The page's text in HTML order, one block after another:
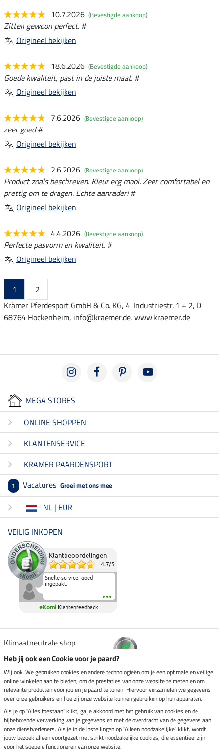
10.7.2026 (Bevestigde aankoop)
Zitten gewoon perfect. #
Origineel bekijken
18.6.2026 (Bevestigde aankoop)
Goede kwaliteit, past in de juiste maat. #
Origineel bekijken
7.6.2026 (Bevestigde aankoop)
zeer goed #
Origineel bekijken
2.6.2026 (Bevestigde aankoop)
Product zoals beschreven. Kleur erg mooi. Zeer comfortabel en
prettig om te dragen. Echte aanrader! #
Origineel bekijken
4.4.2026 (Bevestigde aankoop)
Perfecte pasvorm en kwaliteit. #
Origineel bekijken
1
2
Krämer Pferdesport GmbH & Co. KG, 4. Industriestr. 1 + 2, D
68764 Hockenheim, info@kraemer.de, www.kraemer.de
MEGA STORES
ONLINE SHOPPEN
KLANTENSERVICE
KRAMER PAARDENSPORT
1 Vacatures Groei met ons mee
NL | EUR
VEILIG INKOPEN
Klantbeoordelingen
4.7/5
Snelle service, goed
ingepakt.
eKomi Klantenfeedback
Klimaatneutrale shop
Verzending per
Veilig betalen met
Impressum
Heb jij ook een Cookie voor je paard?
Wij ook! We gebruiken cookies en andere technologieën om je een optimale en veilige
online winkelen aan te bieden, om de prestaties van onze website te meten en om
relevante producten voor jou en je paard te tonen! Hiervoor verzamelen we gegevens
over onze gebruikers en hoe zij onze website kunnen gebruiken op hun apparaten.
Als je op "Alles toestaan" klikt, ga je akkoord met het gebruik van cookies en de
bijbehorende verwerking van je gegevens en met de overdracht van de gegevens aan
onze dienstverleners. Als je in de instellingen op "Alleen noodzakelijke" klikt, wordt
jouw bezoek alleen voortgezet met strikt noodzakelijke cookies, die essentieel zijn
voor het soepele functioneren van onze website.